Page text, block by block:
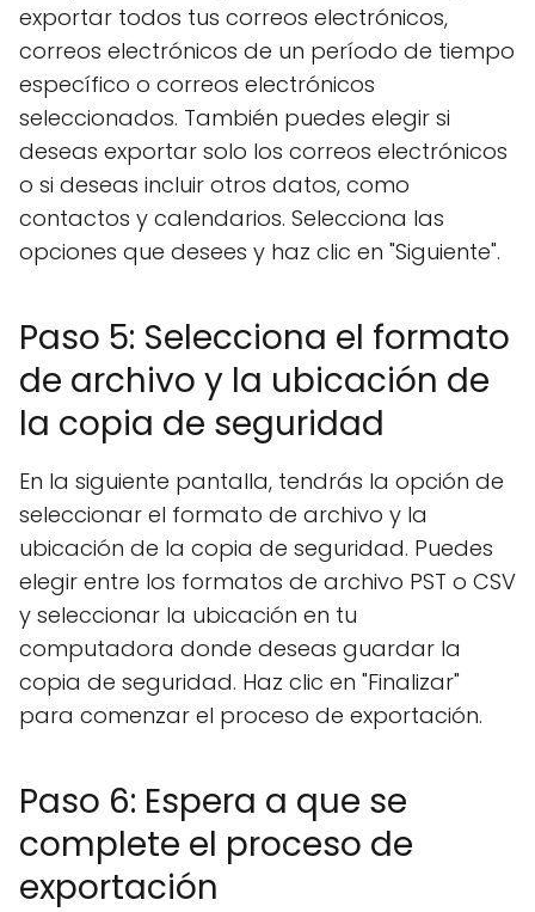
exportar todos tus correos electrónicos,
correos electrónicos de un período de tiempo
específico o correos electrónicos
seleccionados. También puedes elegir si
deseas exportar solo los correos electrónicos
o si deseas incluir otros datos, como
contactos y calendarios. Selecciona las
opciones que desees y haz clic en "Siguiente".
Paso 5: Selecciona el formato
de archivo y la ubicación de
la copia de seguridad
En la siguiente pantalla, tendrás la opción de
seleccionar el formato de archivo y la
ubicación de la copia de seguridad. Puedes
elegir entre los formatos de archivo PST o CSV
y seleccionar la ubicación en tu
computadora donde deseas guardar la
copia de seguridad. Haz clic en "Finalizar"
para comenzar el proceso de exportación.
Paso 6: Espera a que se
complete el proceso de
exportación